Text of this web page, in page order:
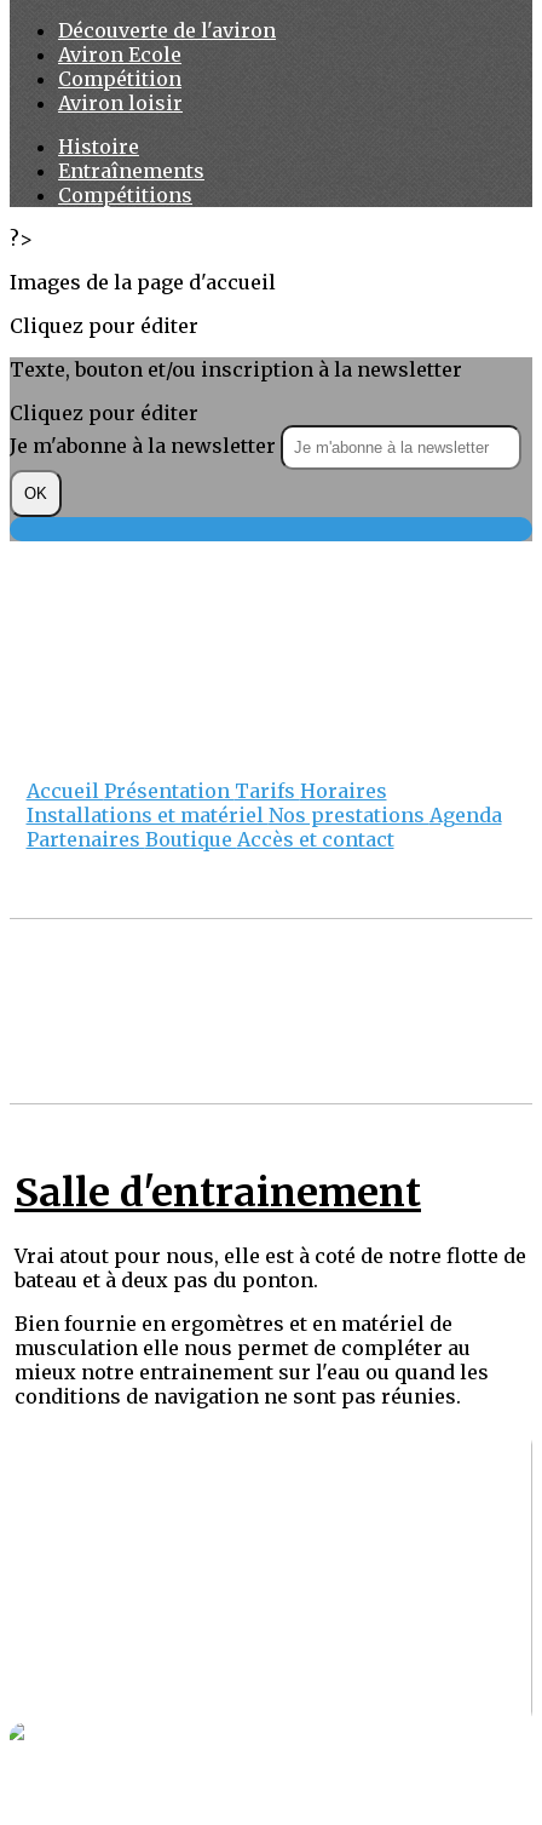
Découverte de l'aviron
Aviron Ecole
Compétition
Aviron loisir
Histoire
Entraînements
Compétitions
?>
Images de la page d'accueil
Cliquez pour éditer
Texte, bouton et/ou inscription à la newsletter
Cliquez pour éditer
Je m'abonne à la newsletter
OK
Accueil Présentation Tarifs Horaires
Installations et matériel Nos prestations Agenda
Partenaires Boutique Accès et contact
Salle d'entrainement
Vrai atout pour nous, elle est à coté de notre flotte de
bateau et à deux pas du ponton.
Bien fournie en ergomètres et en matériel de
musculation elle nous permet de compléter au
mieux notre entrainement sur l'eau ou quand les
conditions de navigation ne sont pas réunies.